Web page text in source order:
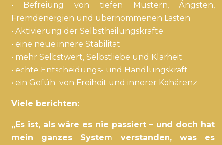
• Befreiung von tiefen Mustern, Ängsten,
Fremdenergien und übernommenen Lasten
• Aktivierung der Selbstheilungskräfte
• eine neue innere Stabilität
• mehr Selbstwert, Selbstliebe und Klarheit
• echte Entscheidungs- und Handlungskraft
• ein Gefühl von Freiheit und innerer Kohärenz
Viele berichten:
„Es ist, als wäre es nie passiert – und doch hat
mein ganzes System verstanden, was es